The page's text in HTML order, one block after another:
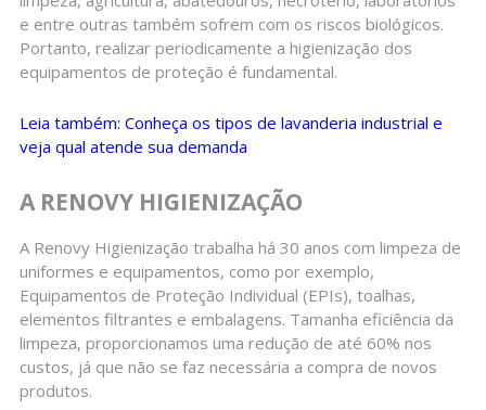
e entre outras também sofrem com os riscos biológicos.
Portanto, realizar periodicamente a higienização dos
equipamentos de proteção é fundamental.
Leia também: Conheça os tipos de lavanderia industrial e
veja qual atende sua demanda
A RENOVY HIGIENIZAÇÃO
A Renovy Higienização trabalha há 30 anos com limpeza de
uniformes e equipamentos, como por exemplo,
Equipamentos de Proteção Individual (EPIs), toalhas,
elementos filtrantes e embalagens. Tamanha eficiência da
limpeza, proporcionamos uma redução de até 60% nos
custos, já que não se faz necessária a compra de novos
produtos.